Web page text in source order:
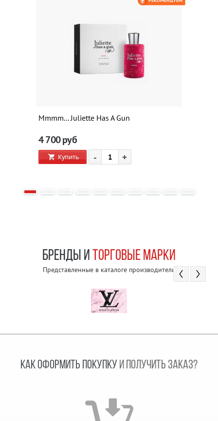
Mmmm... Juliette Has A Gun
4 700руб
Купить - +
БРЕНДЫ И ТОРГОВЫЕ МАРКИ
Представленные в каталоге производители
КАК ОФОРМИТЬ ПОКУПКУ И ПОЛУЧИТЬ ЗАКАЗ?